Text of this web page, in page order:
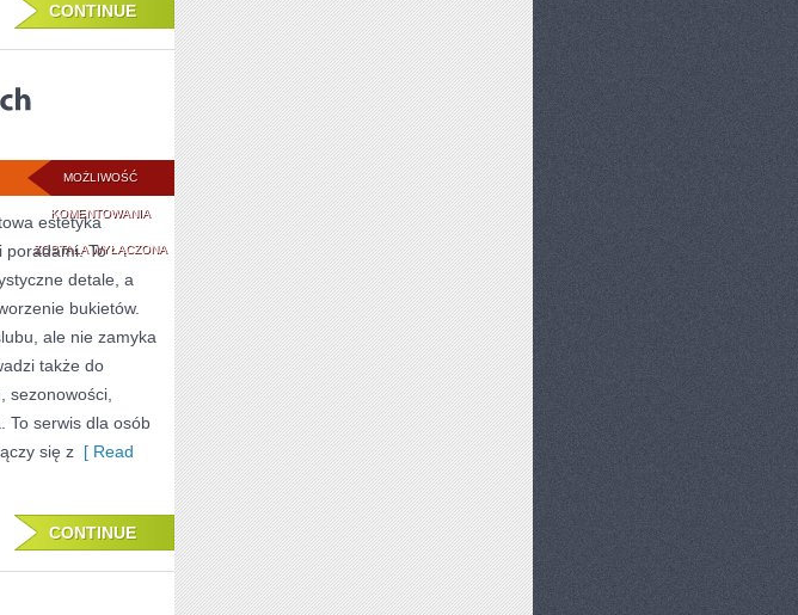
CONTINUE
MOŻLIWOŚĆ
KOMENTOWANIAKWIATY
W
DEKORACJACH
ŚLUBNYCH
ZOSTAŁA WYŁĄCZONA
estetyka
poradami. To
detale, a
bukietów.
ale nie zamyka
także do
sezonowości,
To serwis dla osób
się z [ Read
CONTINUE